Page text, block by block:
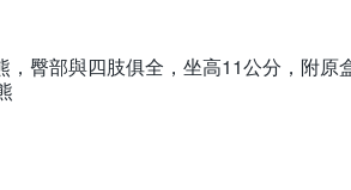
臀部與四肢俱全，坐高11公分，附原